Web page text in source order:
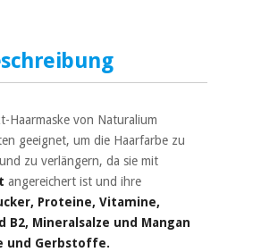
Haarmaske von Naturalium
geeignet, um die Haarfarbe zu
zu verlängern, da sie mit
angereichert ist und ihre
Proteine, Vitamine,
B2, Mineralsalze und Mangan
und Gerbstoffe.